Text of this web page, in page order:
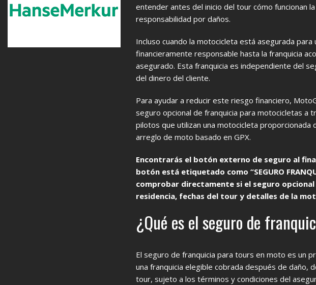
entender antes del inicio del tour cómo funcionan
responsabilidad por daños.
Incluso cuando la motocicleta está asegurada
financieramente responsable hasta la franquicia
asegurado. Esta franquicia es independiente del
del dinero del cliente.
Para ayudar a reducir este riesgo financiero,
seguro opcional de franquicia para motocicletas a
pilotos que utilizan una motocicleta
arreglo de moto basado en GPX.
Encontrarás el botón externo de seguro al
botón está etiquetado como “SEGURO
comprobar directamente si el seguro
residencia, fechas del tour y detalles de la
¿Qué es el seguro de
El seguro de franquicia para tours en moto es un
una franquicia elegible cobrada después de daño,
tour, sujeto a los términos y condiciones del